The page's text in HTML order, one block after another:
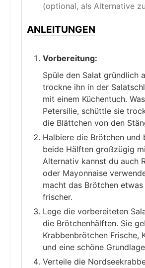
(optional, als Alternative
ANLEITUNGEN
Vorbereitung:
Spüle den Salat gründlich
trockne ihn in der
mit einem Küchentuch.
Petersilie, schüttle sie
die Blättchen von den
Halbiere die Brötchen und
beide Hälften großzügig
Alternativ kannst du auch
oder Mayonnaise
macht das Brötchen
frischer.
Lege die vorbereiteten
die Brötchenhälften. Sie
Krabbenbrötchen Frische,
und eine schöne
Verteile die